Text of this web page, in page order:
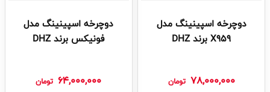
دوچرخه اسپینینگ مدل
X959 برند DHZ
78,000,000 تومان
دوچرخه اسپینینگ مدل
فونیکس برند DHZ
64,000,000 تومان